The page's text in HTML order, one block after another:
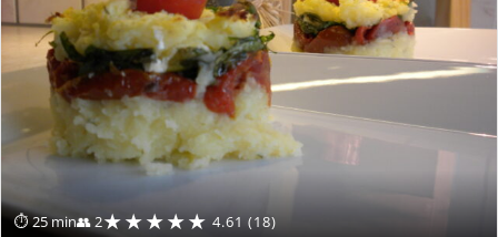
⏱ 25 min👥 2★★★★★ 4.61 (18)